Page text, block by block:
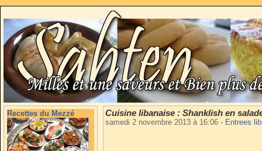
Recettes du Mezzé Cuisine libanaise : Shanklish en
samedi 2 novembre 2013 à 16:06 - Entrees